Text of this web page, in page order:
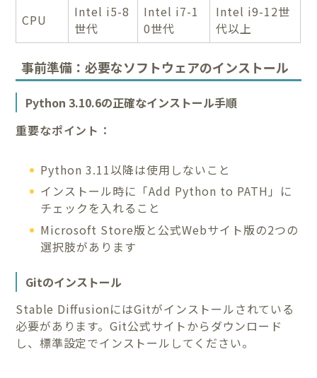
CPU
Intel i5-8
世代
Intel i7-1
0世代
Intel i9-12世
代以上
事前準備：必要なソフトウェアのインストール
Python 3.10.6の正確なインストール手順
重要なポイント：
Python 3.11以降は使用しないこと
インストール時に「Add Python to PATH」に
チェックを入れること
Microsoft Store版と公式Webサイト版の2つの
選択肢があります
Gitのインストール
Stable DiffusionにはGitがインストールされている
必要があります。Git公式サイトからダウンロード
し、標準設定でインストールしてください。